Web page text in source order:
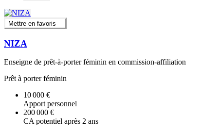
Mettre en favoris
NIZA
Enseigne de prêt-à-porter féminin en commission-affiliation
Prêt à porter féminin
10 000 €
Apport personnel
200 000 €
CA potentiel après 2 ans